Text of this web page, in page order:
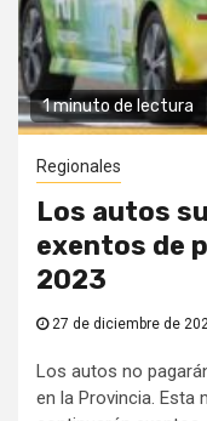
1 minuto de lectura
Regionales
Los autos
exentos de
2023
27 de diciembre de
Los autos no
en la Provincia. Esta